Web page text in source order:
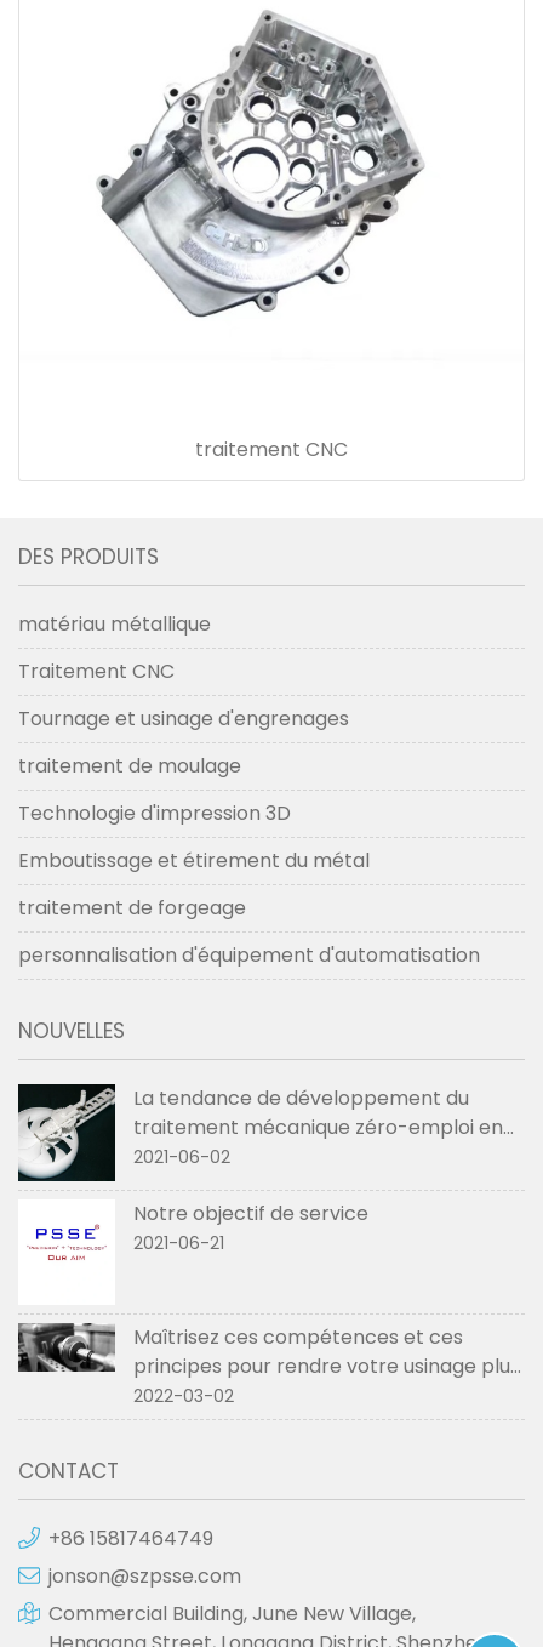
traitement CNC
DES PRODUITS
matériau métallique
Traitement CNC
Tournage et usinage d'engrenages
traitement de moulage
Technologie d'impression 3D
Emboutissage et étirement du métal
traitement de forgeage
personnalisation d'équipement d'automatisation
NOUVELLES
La tendance de développement du
traitement mécanique zéro-emploi en
2021
2021-06-02
Notre objectif de service
2021-06-21
Maîtrisez ces compétences et ces
principes pour rendre votre usinage plus
fluide
2022-03-02
CONTACT
+86 15817464749
jonson@szpsse.com
Commercial Building, June New Village,